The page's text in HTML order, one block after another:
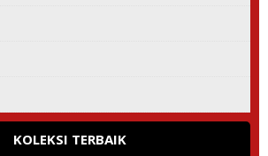
KOLEKSI TERBAIK